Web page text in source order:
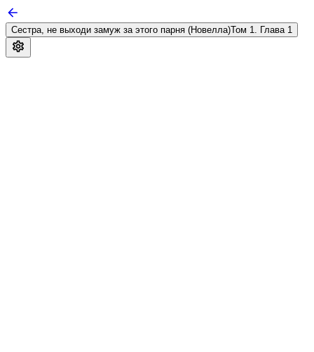
Сестра, не выходи замуж за этого парня (Новелла)Том 1. Глава 1